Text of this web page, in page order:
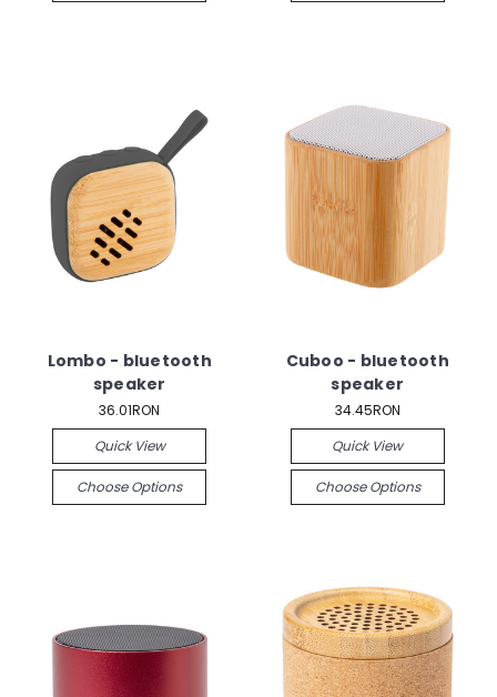
Lombo - bluetooth
speaker
36.01RON
Quick View
Choose Options
Cuboo - bluetooth
speaker
34.45RON
Quick View
Choose Options